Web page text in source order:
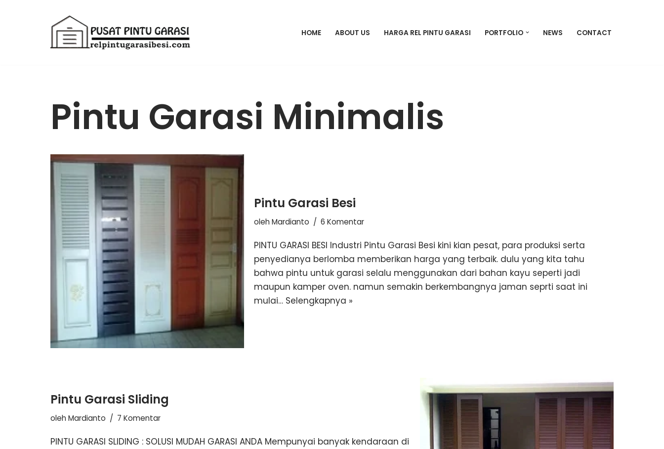
HOME ABOUT US HARGA REL PINTU GARASI PORTFOLIO NEWS CONTACT
Pintu Garasi Minimalis
Pintu Garasi Besi
olehMardianto 6 Komentar
PINTU GARASI BESI Industri Pintu Garasi Besi kini kian pesat, para produksi serta
penyedianya berlomba memberikan harga yang terbaik. dulu yang kita tahu
bahwa pintu untuk garasi selalu menggunakan dari bahan kayu seperti jadi
maupun kamper oven. namun semakin berkembangnya jaman seprti saat ini
mulai… Selengkapnya »
Pintu Garasi Sliding
olehMardianto 7 Komentar
PINTU GARASI SLIDING : SOLUSI MUDAH GARASI ANDA Mempunyai banyak kendaraan di